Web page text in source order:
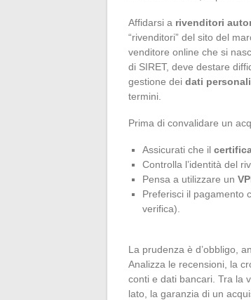
Affidarsi a rivenditori
“rivenditori” del sito del
venditore online che si
di SIRET, deve destare
gestione dei dati personali
termini.
Prima di convalidare un
Assicurati che il
Controlla l’identità del
Pensa a utilizzare un
Preferisci il pagamento
verifica).
La prudenza è d’obbligo,
Analizza le recensioni, la
conti e dati bancari. Tra la
lato, la garanzia di un